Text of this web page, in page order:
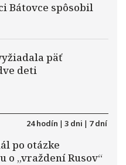
Bátovce spôsobil
päť
deti
24 hodín | 3 dni | 7 dní
po otázke
o „vraždení Rusov“